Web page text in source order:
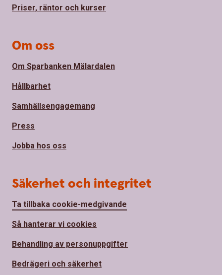
Priser, räntor och kurser
Om oss
Om Sparbanken Mälardalen
Hållbarhet
Samhällsengagemang
Press
Jobba hos oss
Säkerhet och integritet
Ta tillbaka cookie-medgivande
Så hanterar vi cookies
Behandling av personuppgifter
Bedrägeri och säkerhet